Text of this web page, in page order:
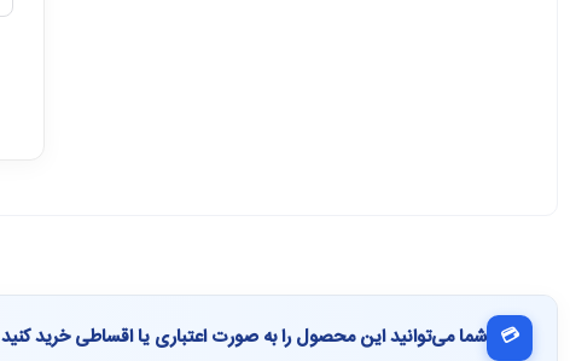
💳 شما می‌توانید این محصول را به صورت اعتباری یا اقساطی خرید کنید